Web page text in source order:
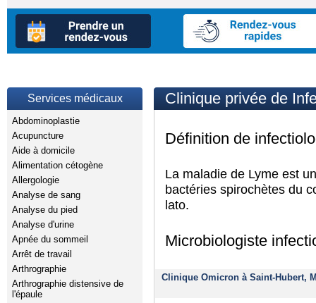
Services médicaux
Abdominoplastie
Acupuncture
Aide à domicile
Alimentation cétogène
Allergologie
Analyse de sang
Analyse du pied
Analyse d'urine
Apnée du sommeil
Arrêt de travail
Arthrographie
Arthrographie distensive de
l'épaule
Clinique privée de
Définition de
La maladie de Lyme est
bactéries spirochètes du
lato.
Microbiologiste
Clinique Omicron à Saint-Hubert,